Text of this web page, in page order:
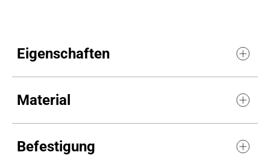
Eigenschaften
Material
Befestigung